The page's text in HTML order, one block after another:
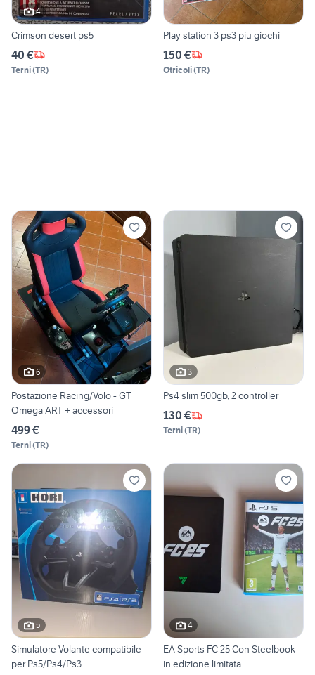
4
Crimson desert ps5
40 €
Terni(TR)
Play station 3 ps3 piu giochi
150 €
Otricoli(TR)
6
Postazione Racing/Volo - GT
Omega ART + accessori
499 €
Terni(TR)
3
Ps4 slim 500gb, 2 controller
130 €
Terni(TR)
5
Simulatore Volante compatibile
per Ps5/Ps4/Ps3.
4
EA Sports FC 25 Con Steelbook
in edizione limitata